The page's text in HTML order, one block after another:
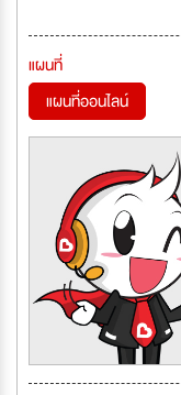
แผนที่
แผนที่ออนไลน์